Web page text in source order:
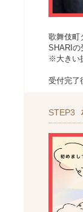
歌舞伎町
SHARIの
※大きい
受付完了
STEP3